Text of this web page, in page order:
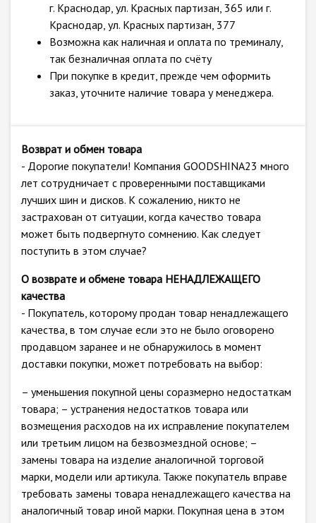
г. Краснодар, ул. Красных партизан, 365 или г.
Краснодар, ул. Красных партизан, 377
Возможна как наличная и оплата по треминалу,
так безналичная оплата по счёту
При покупке в кредит, прежде чем оформить
заказ, уточните наличие товара у менеджера.
Возврат и обмен товара
- Дорогие покупатели! Компания GOODSHINA23 много
лет сотрудничает с проверенными поставщиками
лучших шин и дисков. К сожалению, никто не
застрахован от ситуации, когда качество товара
может быть подвергнуто сомнению. Как следует
поступить в этом случае?
О возврате и обмене товара НЕНАДЛЕЖАЩЕГО
качества
- Покупатель, которому продан товар ненадлежащего
качества, в том случае если это не было оговорено
продавцом заранее и не обнаружилось в момент
доставки покупки, может потребовать на выбор:
– уменьшения покупной цены соразмерно недостаткам
товара; – устранения недостатков товара или
возмещения расходов на их исправление покупателем
или третьим лицом на безвозмездной основе; –
замены товара на изделие аналогичной торговой
марки, модели или артикула. Также покупатель вправе
требовать замены товара ненадлежащего качества на
аналогичный товар иной марки. Покупная цена в этом